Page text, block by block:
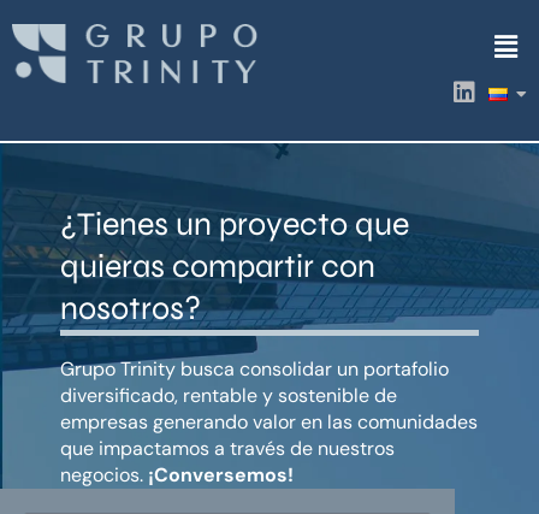
contenido
L
i
k
i
¿Tienes un proyecto que
quieras compartir con
nosotros?
Grupo Trinity busca consolidar un portafolio
diversificado, rentable y sostenible de
empresas generando valor en las comunidades
que impactamos a través de nuestros
negocios. ¡Conversemos!